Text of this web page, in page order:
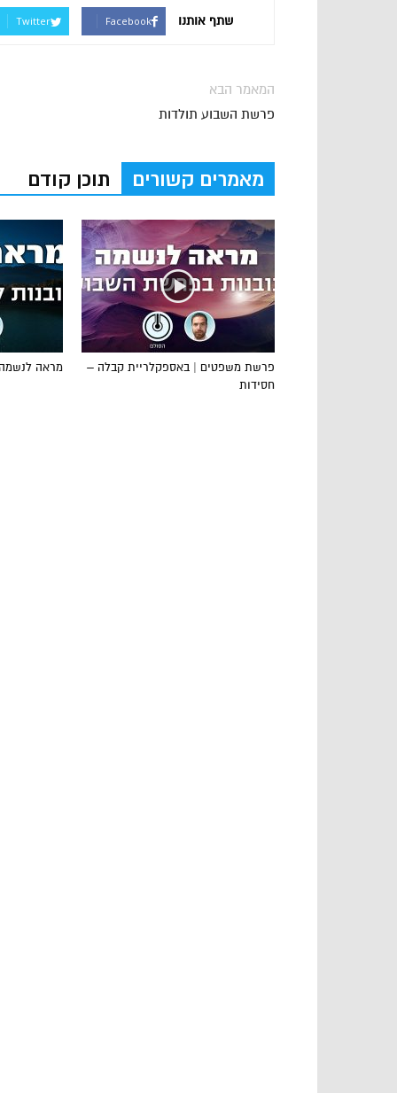
שתף אותנו Facebook
Twitter
המאמר הבא
פרשת השבוע תולדות
מאמרים קשורים תוכן קודם
מראה
פרשת משפטים | באספקלריית קבלה –
חסידות